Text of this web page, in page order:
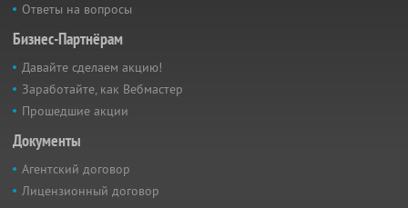
Ответы на вопросы
Бизнес-Партнёрам
Давайте сделаем акцию!
Заработайте, как Вебмастер
Прошедшие акции
Документы
Агентский договор
Лицензионный договор